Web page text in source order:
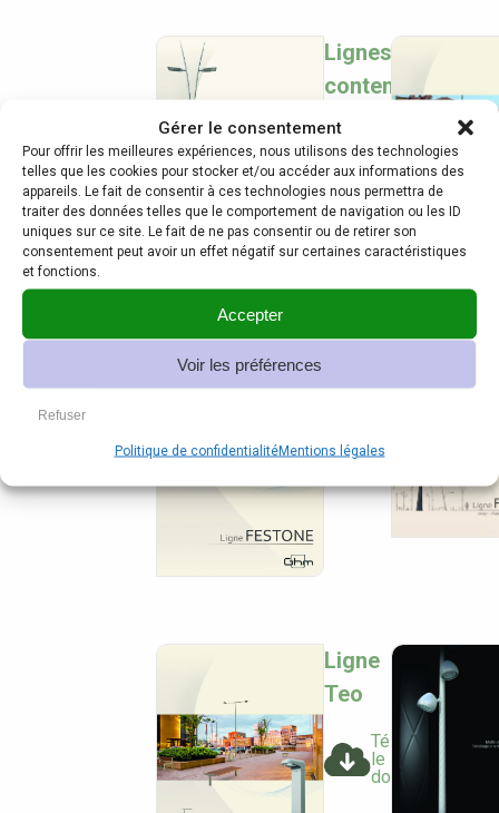
Gérer le consentement
Pour offrir les meilleures expériences, nous utilisons des technologies
telles que les cookies pour stocker et/ou accéder aux informations des
appareils. Le fait de consentir à ces technologies nous permettra de
traiter des données telles que le comportement de navigation ou les ID
uniques sur ce site. Le fait de ne pas consentir ou de retirer son
consentement peut avoir un effet négatif sur certaines caractéristiques
et fonctions.
Accepter
Refuser
Voir les préférences
Politique de confidentialitéMentions légales
Lignes
contemporaines
Télécharger
le
document
Festone
le
Ligne
Teo
Télécharger
le
document